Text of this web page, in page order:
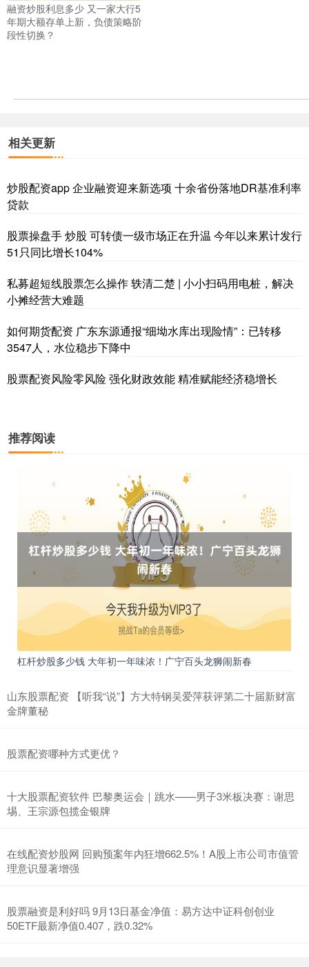
融资炒股利息多少 又一家大行5
年期大额存单上新，负债策略阶
段性切换？
相关更新
炒股配资app 企业融资迎来新选项 十余省份落地DR基准利率
贷款
股票操盘手 炒股 可转债一级市场正在升温 今年以来累计发行
51只同比增长104%
私募超短线股票怎么操作 轶清二楚 | 小小扫码用电桩，解决
小摊经营大难题
如何期货配资 广东东源通报“细坳水库出现险情”：已转移
3547人，水位稳步下降中
股票配资风险零风险 强化财政效能 精准赋能经济稳增长
推荐阅读
杠杆炒股多少钱 大年初一年味浓！广宁百头龙狮闹新春
山东股票配资 【听我“说”】方大特钢吴爱萍获评第二十届新财富
金牌董秘
股票配资哪种方式更优？
十大股票配资软件 巴黎奥运会｜跳水——男子3米板决赛：谢思
埸、王宗源包揽金银牌
在线配资炒股网 回购预案年内狂增662.5%！A股上市公司市值管
理意识显著增强
股票融资是利好吗 9月13日基金净值：易方达中证科创创业
50ETF最新净值0.407，跌0.32%